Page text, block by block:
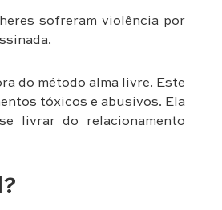
sofreram violência por
do método alma livre. Este
tóxicos e abusivos. Ela
livrar do relacionamento